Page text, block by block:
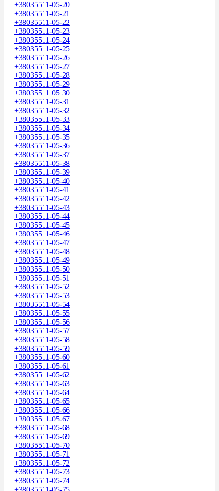
+38035511-05-20
+38035511-05-21
+38035511-05-22
+38035511-05-23
+38035511-05-24
+38035511-05-25
+38035511-05-26
+38035511-05-27
+38035511-05-28
+38035511-05-29
+38035511-05-30
+38035511-05-31
+38035511-05-32
+38035511-05-33
+38035511-05-34
+38035511-05-35
+38035511-05-36
+38035511-05-37
+38035511-05-38
+38035511-05-39
+38035511-05-40
+38035511-05-41
+38035511-05-42
+38035511-05-43
+38035511-05-44
+38035511-05-45
+38035511-05-46
+38035511-05-47
+38035511-05-48
+38035511-05-49
+38035511-05-50
+38035511-05-51
+38035511-05-52
+38035511-05-53
+38035511-05-54
+38035511-05-55
+38035511-05-56
+38035511-05-57
+38035511-05-58
+38035511-05-59
+38035511-05-60
+38035511-05-61
+38035511-05-62
+38035511-05-63
+38035511-05-64
+38035511-05-65
+38035511-05-66
+38035511-05-67
+38035511-05-68
+38035511-05-69
+38035511-05-70
+38035511-05-71
+38035511-05-72
+38035511-05-73
+38035511-05-74
+38035511-05-75